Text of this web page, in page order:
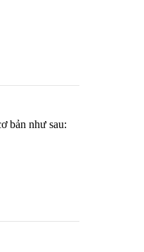
bản như sau: